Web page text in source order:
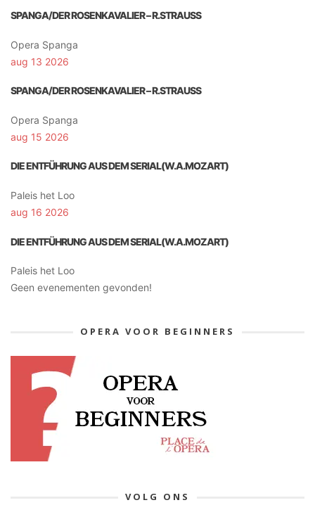
SPANGA/DER ROSENKAVALIER – R.STRAUSS
Opera Spanga
aug 13 2026
SPANGA/DER ROSENKAVALIER – R.STRAUSS
Opera Spanga
aug 15 2026
DIE ENTFÜHRUNG AUS DEM SERIAL(W.A.MOZART)
Paleis het Loo
aug 16 2026
DIE ENTFÜHRUNG AUS DEM SERIAL(W.A.MOZART)
Paleis het Loo
Geen evenementen gevonden!
OPERA VOOR BEGINNERS
VOLG ONS